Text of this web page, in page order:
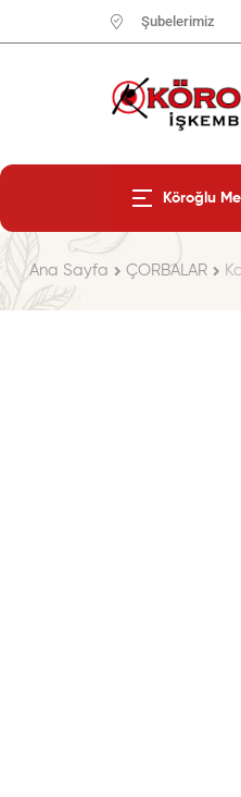
Şubelerimiz
Köroğlu
Ana Sayfa ÇORBALAR